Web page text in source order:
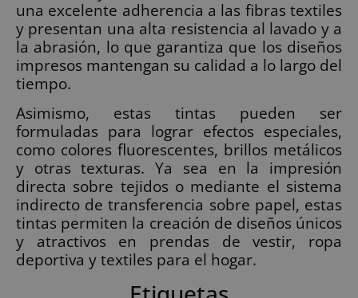
una excelente adherencia a las fibras textiles
y presentan una alta resistencia al lavado y a
la abrasión, lo que garantiza que los diseños
impresos mantengan su calidad a lo largo del
tiempo.
Asimismo, estas tintas pueden ser
formuladas para lograr efectos especiales,
como colores fluorescentes, brillos metálicos
y otras texturas. Ya sea en la impresión
directa sobre tejidos o mediante el sistema
indirecto de transferencia sobre papel, estas
tintas permiten la creación de diseños únicos
y atractivos en prendas de vestir, ropa
deportiva y textiles para el hogar.